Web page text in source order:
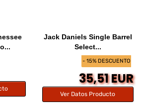
- 15% DESCUENTO
Jack Daniels Single Barrel
Select...
35,51 EUR
Ver Datos Producto